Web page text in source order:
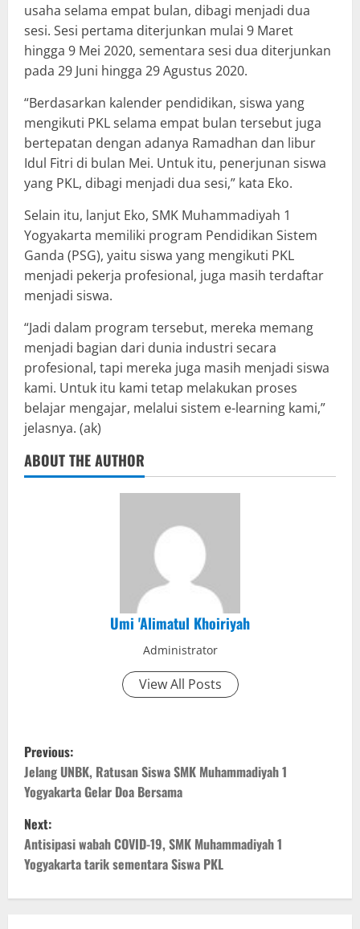
usaha selama empat bulan, dibagi menjadi dua
sesi. Sesi pertama diterjunkan mulai 9 Maret
hingga 9 Mei 2020, sementara sesi dua diterjunkan
pada 29 Juni hingga 29 Agustus 2020.
“Berdasarkan kalender pendidikan, siswa yang
mengikuti PKL selama empat bulan tersebut juga
bertepatan dengan adanya Ramadhan dan libur
Idul Fitri di bulan Mei. Untuk itu, penerjunan siswa
yang PKL, dibagi menjadi dua sesi,” kata Eko.
Selain itu, lanjut Eko, SMK Muhammadiyah 1
Yogyakarta memiliki program Pendidikan Sistem
Ganda (PSG), yaitu siswa yang mengikuti PKL
menjadi pekerja profesional, juga masih terdaftar
menjadi siswa.
“Jadi dalam program tersebut, mereka memang
menjadi bagian dari dunia industri secara
profesional, tapi mereka juga masih menjadi siswa
kami. Untuk itu kami tetap melakukan proses
belajar mengajar, melalui sistem e-learning kami,”
jelasnya. (ak)
ABOUT THE AUTHOR
Umi 'Alimatul Khoiriyah
Administrator
View All Posts
P
o
s
t
n
Previous:
Jelang UNBK, Ratusan Siswa SMK Muhammadiyah 1
Yogyakarta Gelar Doa Bersama
Next:
Antisipasi wabah COVID-19, SMK Muhammadiyah 1
Yogyakarta tarik sementara Siswa PKL